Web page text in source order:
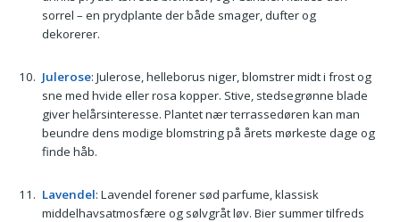
sorrel – en prydplante der både smager, dufter og
dekorerer.
Julerose: Julerose, helleborus niger, blomstrer midt i frost og
sne med hvide eller rosa kopper. Stive, stedsegrønne blade
giver helårsinteresse. Plantet nær terrassedøren kan man
beundre dens modige blomstring på årets mørkeste dage og
finde håb.
Lavendel: Lavendel forener sød parfume, klassisk
middelhavsatmosfære og sølvgråt løv. Bier summer tilfreds